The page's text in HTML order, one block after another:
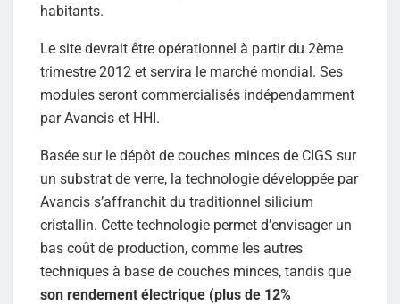
habitants.
Le site devrait être opérationnel à partir du 2ème
trimestre 2012 et servira le marché mondial. Ses
modules seront commercialisés indépendamment
par Avancis et HHI.
Basée sur le dépôt de couches minces de CIGS sur
un substrat de verre, la technologie développée par
Avancis s’affranchit du traditionnel silicium
cristallin. Cette technologie permet d’envisager un
bas coût de production, comme les autres
techniques à base de couches minces, tandis que
son rendement électrique (plus de 12%